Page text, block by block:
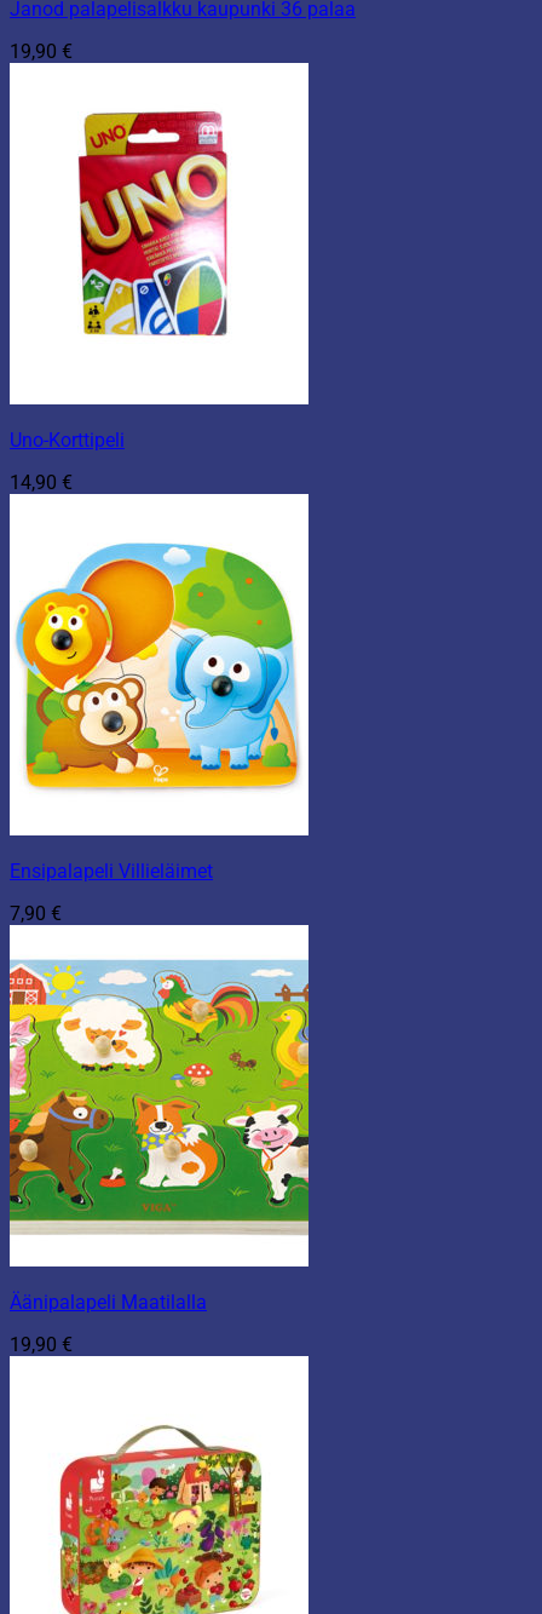
Janod palapelisalkku kaupunki 36 palaa
19,90 €
Uno-Korttipeli
14,90 €
Ensipalapeli Villieläimet
7,90 €
Äänipalapeli Maatilalla
19,90 €